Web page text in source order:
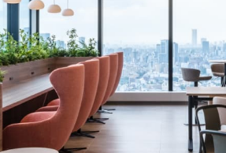
プロジェクト
への取り組み